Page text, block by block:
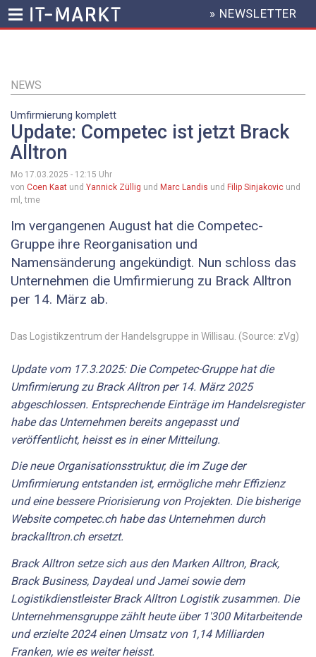
Inhalt
HEADER
MENU
» NEWSLETTER
NEWS
Umfirmierung komplett
Update: Competec ist jetzt Brack
Alltron
Mo 17.03.2025 - 12:15 Uhr
von Coen Kaat und Yannick Züllig und Marc Landis und Filip Sinjakovic und
ml, tme
Im vergangenen August hat die Competec-
Gruppe ihre Reorganisation und
Namensänderung angekündigt. Nun schloss das
Unternehmen die Umfirmierung zu Brack Alltron
per 14. März ab.
Das Logistikzentrum der Handelsgruppe in Willisau. (Source: zVg)
Update vom 17.3.2025: Die Competec-Gruppe hat die
Umfirmierung zu Brack Alltron per 14. März 2025
abgeschlossen. Entsprechende Einträge im Handelsregister
habe das Unternehmen bereits angepasst und
veröffentlicht, heisst es in einer Mitteilung.
Die neue Organisationsstruktur, die im Zuge der
Umfirmierung entstanden ist, ermögliche mehr Effizienz
und eine bessere Priorisierung von Projekten. Die bisherige
Website competec.ch habe das Unternehmen durch
brackalltron.ch ersetzt.
Brack Alltron setze sich aus den Marken Alltron, Brack,
Brack Business, Daydeal und Jamei sowie dem
Logistikdienstleister Brack Alltron Logistik zusammen. Die
Unternehmensgruppe zählt heute über 1'300 Mitarbeitende
und erzielte 2024 einen Umsatz von 1,14 Milliarden
Franken, wie es weiter heisst.